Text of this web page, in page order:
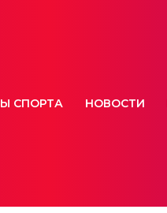
СПОРТА НОВОСТИ